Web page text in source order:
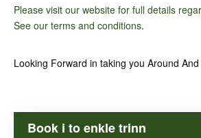
Please visit our website for full details
See our terms and conditions.
Looking Forward in taking you Around
Book i to enkle trinn